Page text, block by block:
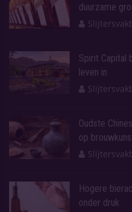
duurzame
Spirit Capital
leven in
Oudste
op
Hogere
onder druk